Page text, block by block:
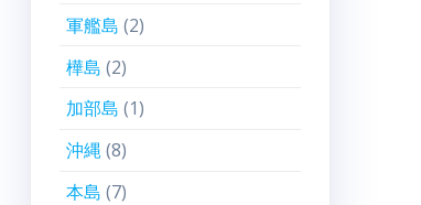
軍艦島 (2)
樺島 (2)
加部島 (1)
沖縄(8)
本島 (7)